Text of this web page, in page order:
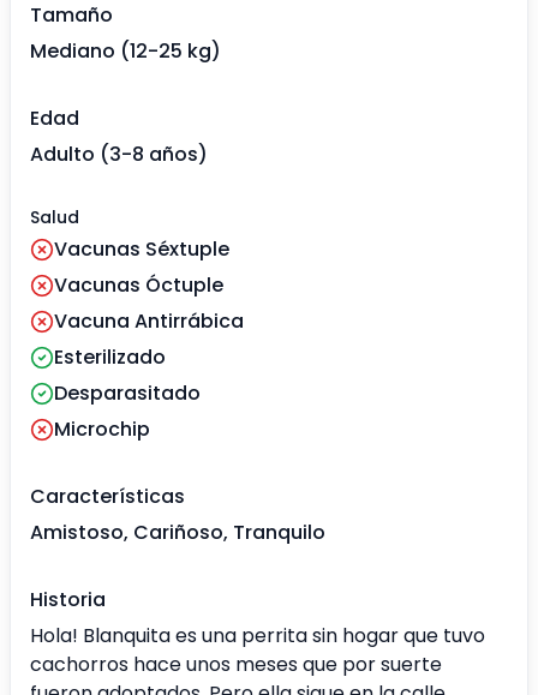
Tamaño
Mediano (12-25 kg)
Edad
Adulto (3-8 años)
Salud
Vacunas Séxtuple
Vacunas Óctuple
Vacuna Antirrábica
Esterilizado
Desparasitado
Microchip
Características
Amistoso, Cariñoso, Tranquilo
Historia
Hola! Blanquita es una perrita sin hogar que tuvo
cachorros hace unos meses que por suerte